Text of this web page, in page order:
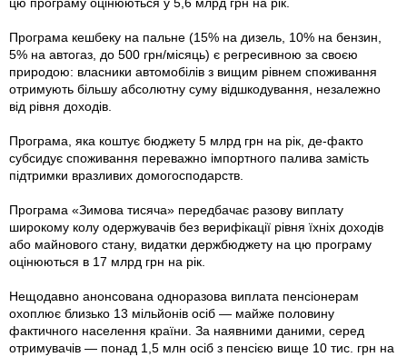
Програма кешбеку на пальне (15% на дизель, 10% на бензин,
5% на автогаз, до 500 грн/місяць) є регресивною за своєю
природою: власники автомобілів з вищим рівнем споживання
отримують більшу абсолютну суму відшкодування, незалежно
від рівня доходів.
Програма, яка коштує бюджету 5 млрд грн на рік, де-факто
субсидує споживання переважно імпортного палива замість
підтримки вразливих домогосподарств.
Програма «Зимова тисяча» передбачає разову виплату
широкому колу одержувачів без верифікації рівня їхніх доходів
або майнового стану, видатки держбюджету на цю програму
оцінюються в 17 млрд грн на рік.
Нещодавно анонсована одноразова виплата пенсіонерам
охоплює близько 13 мільйонів осіб — майже половину
фактичного населення країни. За наявними даними, серед
отримувачів — понад 1,5 млн осіб з пенсією вище 10 тис. грн на